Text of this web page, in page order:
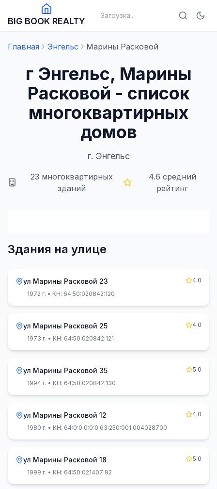
BIG BOOK REALTY
Загрузка...
Главная Энгельс Марины Расковой
г Энгельс, Марины
Расковой - список
многоквартирных
домов
г. Энгельс
23 многоквартирных
зданий
4.6 средний
рейтинг
Здания на улице
ул Марины Расковой 23
4.0
1972 г. • КН: 64:50:020842:120
ул Марины Расковой 25
4.0
1973 г. • КН: 64:50:020842:121
ул Марины Расковой 35
5.0
1994 г. • КН: 64:50:020842:130
ул Марины Расковой 12
4.0
1980 г. • КН: 64:0:0:0:0:0:63:250:001:004028700
ул Марины Расковой 18
5.0
1999 г. • КН: 64:50:021407:92